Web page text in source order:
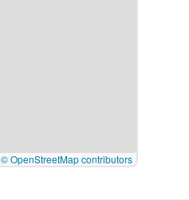
© OpenStreetMap contributors